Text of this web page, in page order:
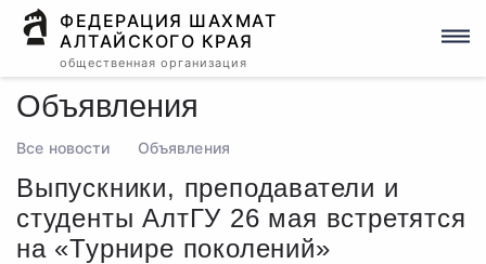
ФЕДЕРАЦИЯ ШАХМАТ
АЛТАЙСКОГО КРАЯ
общественная организация
Объявления
Все новости Объявления
Выпускники, преподаватели и
студенты АлтГУ 26 мая встретятся
на «Турнире поколений»